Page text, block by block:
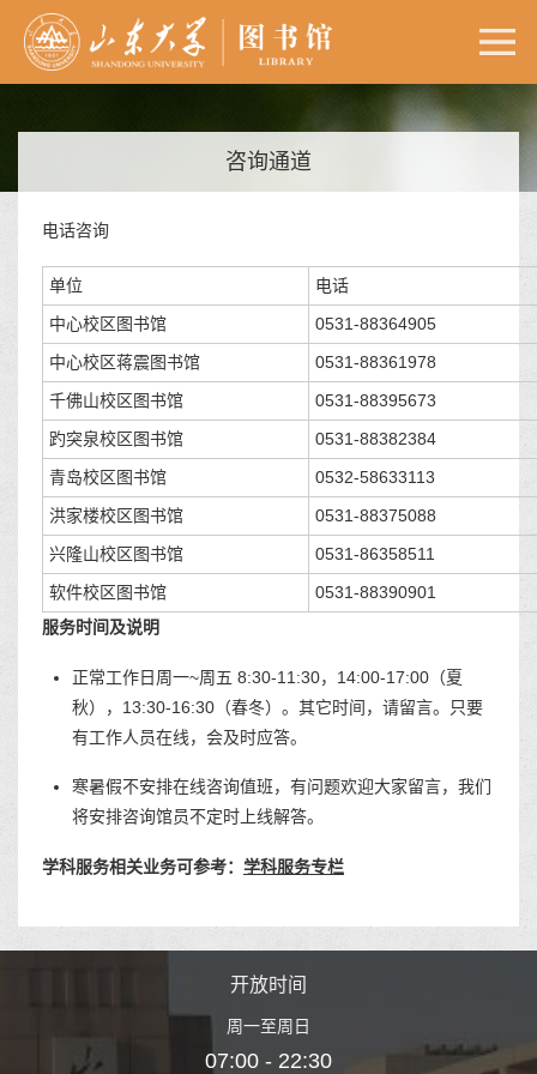
咨询通道
电话咨询
单位
电话
中心校区图书馆
0531-88364905
中心校区蒋震图书馆
0531-88361978
千佛山校区图书馆
0531-88395673
趵突泉校区图书馆
0531-88382384
青岛校区图书馆
0532-58633113
洪家楼校区图书馆
0531-88375088
兴隆山校区图书馆
0531-86358511
软件校区图书馆
0531-88390901
服务时间及说明
正常工作日周一~周五 8:30-11:30，14:00-17:00（夏
秋），13:30-16:30（春冬）。其它时间，请留言。只要
有工作人员在线，会及时应答。
寒暑假不安排在线咨询值班，有问题欢迎大家留言，我们
将安排咨询馆员不定时上线解答。
学科服务相关业务可参考： 学科服务专栏
开放时间
周一至周日
07:00 - 22:30